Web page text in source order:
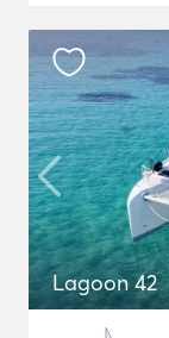
Lagoon 42